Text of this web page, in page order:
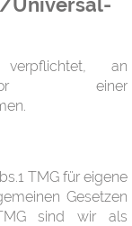
an
vor einer
TMG für eigene
Gesetzen
sind wir als